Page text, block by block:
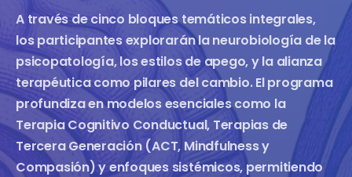
A través de cinco bloques temáticos integrales,
los participantes explorarán la neurobiología de la
psicopatología, los estilos de apego, y la alianza
terapéutica como pilares del cambio. El programa
profundiza en modelos esenciales como la
Terapia Cognitivo Conductual, Terapias de
Tercera Generación (ACT, Mindfulness y
Compasión) y enfoques sistémicos, permitiendo